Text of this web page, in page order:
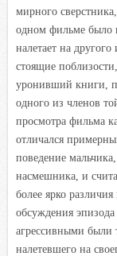
мирного
одном фильме было
налетает на
стоящие
уронивший книги,
одного из членов
просмотра фильма
отличался
поведение
насмешника, и
более ярко
обсуждения
агрессивными были
налетевшего на